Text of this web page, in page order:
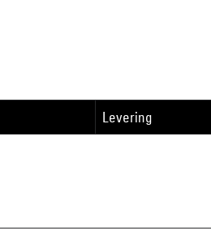
Levering